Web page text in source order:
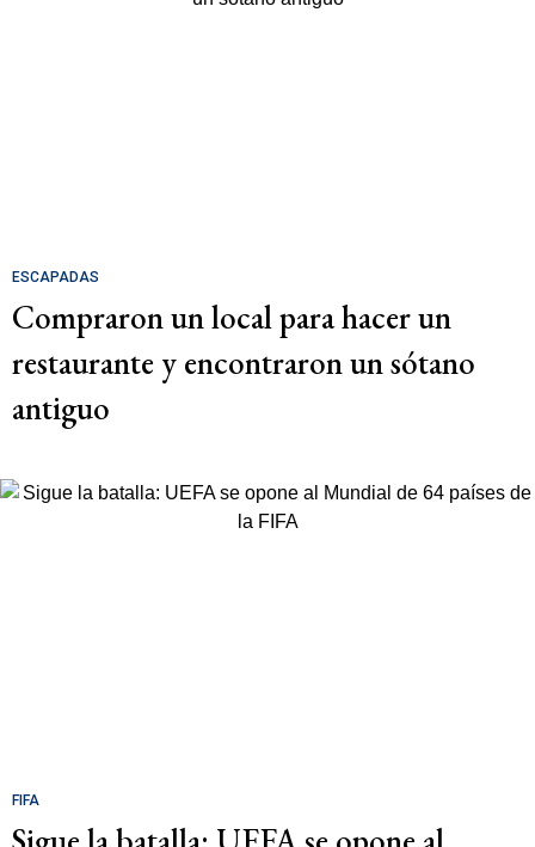
ESCAPADAS
Compraron un local para hacer un
restaurante y encontraron un sótano
antiguo
FIFA